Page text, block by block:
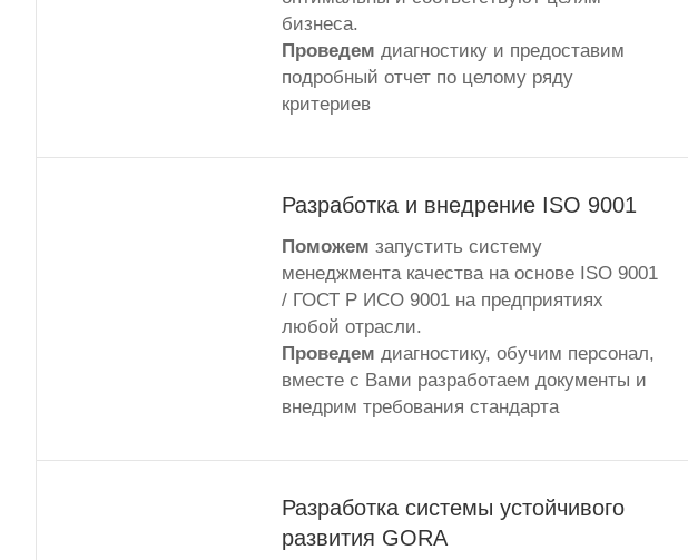
бизнеса.
Проведем диагностику и предоставим
подробный отчет по целому ряду
критериев
Разработка и внедрение ISO 9001
Поможем запустить систему
менеджмента качества на основе ISO 9001
/ ГОСТ Р ИСО 9001 на предприятиях
любой отрасли.
Проведем диагностику, обучим персонал,
вместе с Вами разработаем документы и
внедрим требования стандарта
Разработка системы устойчивого
развития GORA